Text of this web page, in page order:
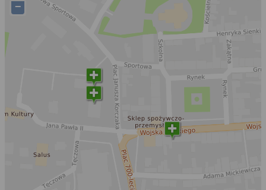
−
Więcej informacji na temat wykorzystywania
narzędzi zewnętrznych w naszym serwisie
Regulaminie Serwisu.